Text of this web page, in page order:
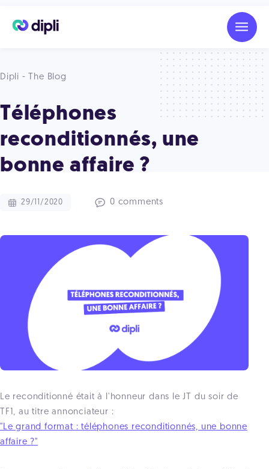
Dipli - The Blog
Téléphones
reconditionnés, une
bonne affaire ?
29/11/2020 0 comments
Le reconditionné était à l'honneur dans le JT du soir de
TF1, au titre annonciateur :
"Le grand format : téléphones reconditionnés, une bonne
affaire ?"